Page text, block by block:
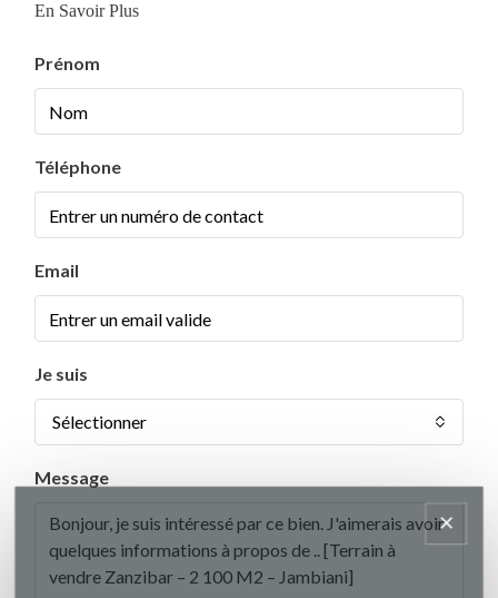
En Savoir Plus
Prénom
Téléphone
Email
Je suis
Sélectionner
Message
×